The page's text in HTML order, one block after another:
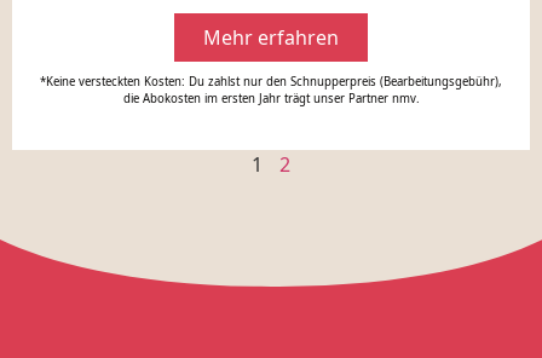
Mehr erfahren
*Keine versteckten Kosten: Du zahlst nur den Schnupperpreis (Bearbeitungsgebühr),
die Abokosten im ersten Jahr trägt unser Partner nmv.
1 2